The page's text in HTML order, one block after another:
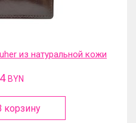
из натуральной кожи
BYN
корзину